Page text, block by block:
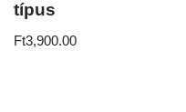
típus
Ft3,900.00